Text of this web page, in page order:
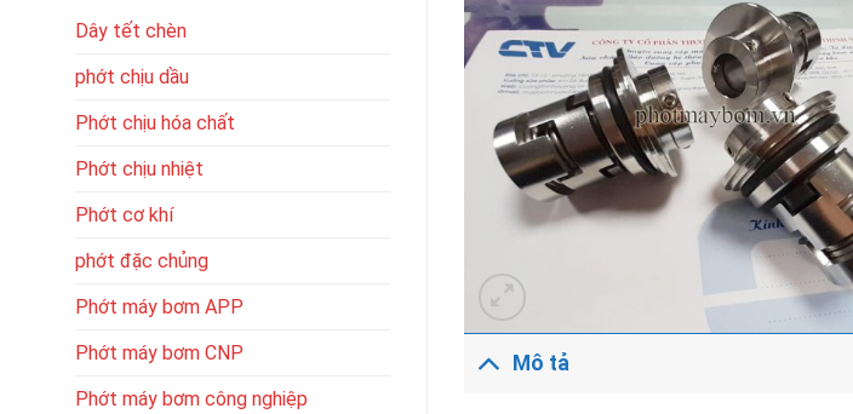
Dây tết chèn
phớt chịu dầu
Phớt chịu hóa chất
Phớt chịu nhiệt
Phớt cơ khí
phớt đặc chủng
Phớt máy bơm APP
Phớt máy bơm CNP
Phớt máy bơm công nghiệp
Mô tả